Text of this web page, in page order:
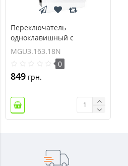
Переключатель
одноклавишный с
индикационной
подсветкой Unica 16А
MGU3.163.18N
MGU3.163.18N
0
849 грн.